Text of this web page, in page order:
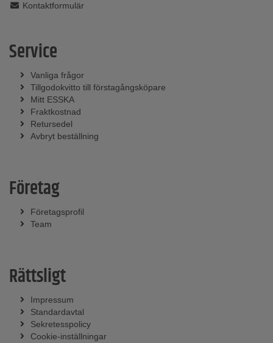
Kontaktformulär
Service
Vanliga frågor
Tillgodokvitto till förstagångsköpare
Mitt ESSKA
Fraktkostnad
Retursedel
Avbryt beställning
Företag
Företagsprofil
Team
Rättsligt
Impressum
Standardavtal
Sekretesspolicy
Cookie-inställningar